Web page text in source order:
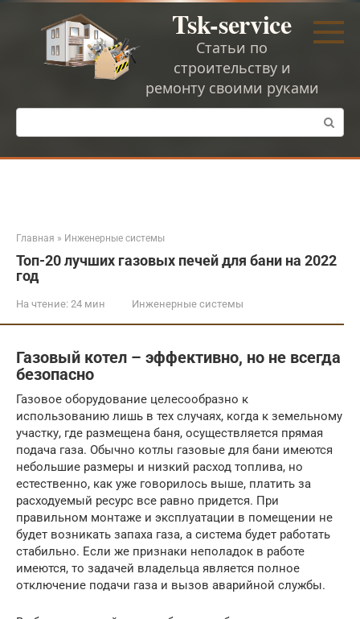
Перейти
Tsk-service
Статьи по
строительству и
ремонту своими руками
Поиск:
Главная » Инженерные системы
Топ-20 лучших газовых печей для бани на 2022
год
На чтение: 24 мин Инженерные системы
Газовый котел – эффективно, но не всегда
безопасно
Газовое оборудование целесообразно к
использованию лишь в тех случаях, когда к земельному
участку, где размещена баня, осуществляется прямая
подача газа. Обычно котлы газовые для бани имеются
небольшие размеры и низкий расход топлива, но
естественно, как уже говорилось выше, платить за
расходуемый ресурс все равно придется. При
правильном монтаже и эксплуатации в помещении не
будет возникать запаха газа, а система будет работать
стабильно. Если же признаки неполадок в работе
имеются, то задачей владельца является полное
отключение подачи газа и вызов аварийной службы.